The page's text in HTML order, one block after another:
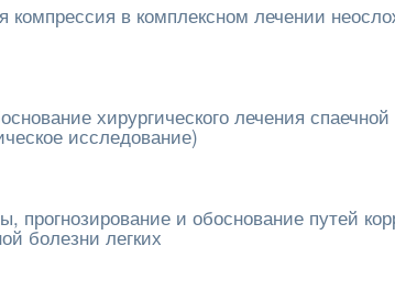
компрессия в комплексном лечении
хирургического лечения
исследование)
прогнозирование и обоснование путей
болезни легких